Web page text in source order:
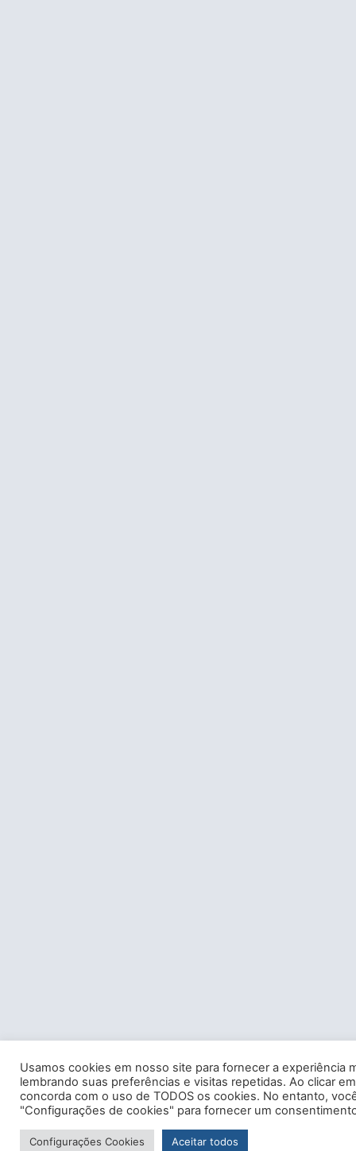
Usamos cookies em nosso site para fornecer a experiência
lembrando suas preferências e visitas repetidas. Ao clicar
concorda com o uso de TODOS os cookies. No entanto,
"Configurações de cookies" para fornecer um
Configurações Cookies Aceitar todos